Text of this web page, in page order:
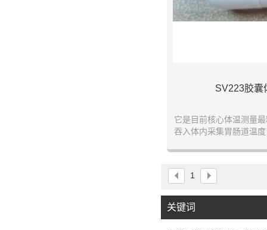
SV223胶囊
它是目前核心体温测量
吞入体内采集胃肠道温
.
1
关键词